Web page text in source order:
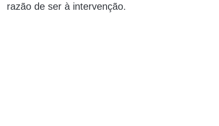
razão de ser à intervenção.